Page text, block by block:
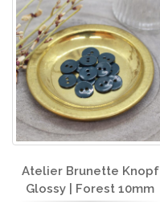
Atelier Brunette Knopf
Glossy | Forest 10mm